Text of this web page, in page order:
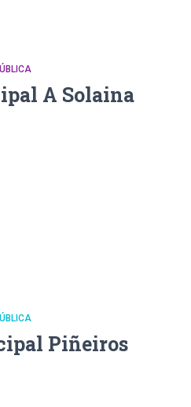
A Solaina
Piñeiros